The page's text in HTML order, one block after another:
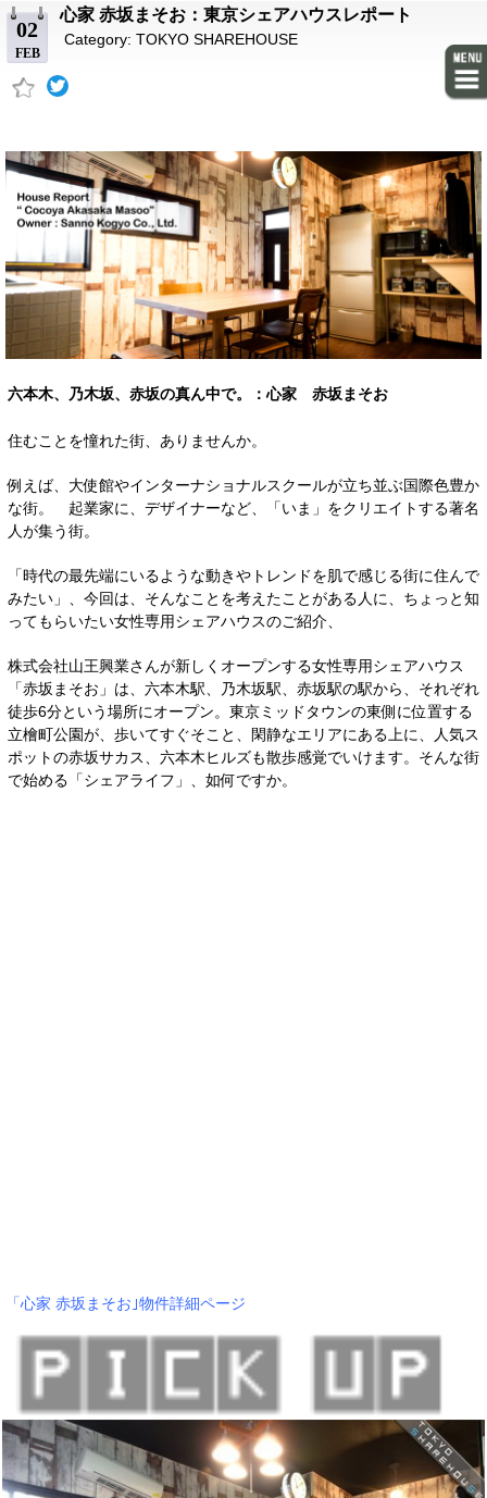
02
FEB
心家 赤坂まそお：東京シェアハウスレポート
Category: TOKYO SHAREHOUSE
六本木、乃木坂、赤坂の真ん中で。：心家 赤坂まそお
住むことを憧れた街、ありませんか。
例えば、大使館やインターナショナルスクールが立ち並ぶ国際色豊か
な街。 起業家に、デザイナーなど、「いま」をクリエイトする著名
人が集う街。
「時代の最先端にいるような動きやトレンドを肌で感じる街に住んで
みたい」、今回は、そんなことを考えたことがある人に、ちょっと知
ってもらいたい女性専用シェアハウスのご紹介、
株式会社山王興業さんが新しくオープンする女性専用シェアハウス
「赤坂まそお」は、六本木駅、乃木坂駅、赤坂駅の駅から、それぞれ
徒歩6分という場所にオープン。東京ミッドタウンの東側に位置する
立檜町公園が、歩いてすぐそこと、閑静なエリアにある上に、人気ス
ポットの赤坂サカス、六本木ヒルズも散歩感覚でいけます。そんな街
で始める「シェアライフ」、如何ですか。
「心家 赤坂まそお｣物件詳細ページ